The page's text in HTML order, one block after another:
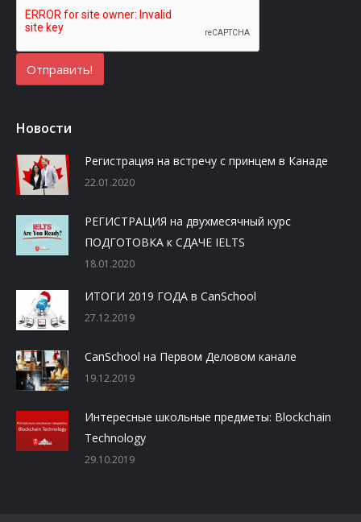
Новости
Регистрация на встречу с принцем в Канаде
22.01.2020
РЕГИСТРАЦИЯ на двухмесячный курс
ПОДГОТОВКА к СДАЧЕ IELTS
18.01.2020
ИТОГИ 2019 ГОДА в CanSchool
27.12.2019
CanSchool на Первом Деловом канале
19.12.2019
Интересные школьные предметы: Blockchain
Technology
29.10.2019